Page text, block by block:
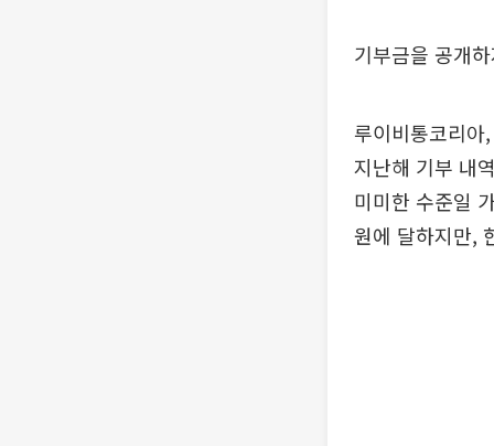
기부금을 공개
루이비통코리
지난해 기부 내
미미한 수준일
원에 달하지만,